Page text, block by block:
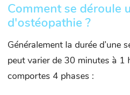
Comment se déroule
d'ostéopathie ?
Généralement la durée d’une
peut varier de 30 minutes à 1
comportes 4 phases :